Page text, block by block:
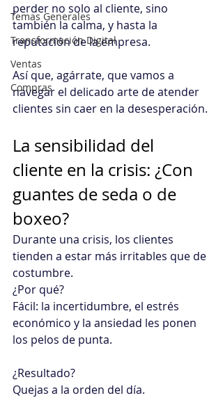
Temas Generales
Transformación Digital
Ventas
Compras
perder no solo al cliente, sino
también la calma, y hasta la
reputación de la empresa.
Así que, agárrate, que vamos a
navegar el delicado arte de atender
clientes sin caer en la desesperación.
La sensibilidad del
cliente en la crisis: ¿Con
guantes de seda o de
boxeo?
Durante una crisis, los clientes
tienden a estar más irritables que de
costumbre.
¿Por qué?
Fácil: la incertidumbre, el estrés
económico y la ansiedad les ponen
los pelos de punta.
¿Resultado?
Quejas a la orden del día.